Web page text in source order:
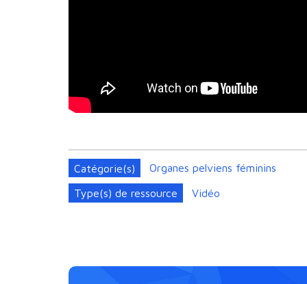
Catégorie(s) Organes pelviens féminins
Type(s) de ressource Vidéo